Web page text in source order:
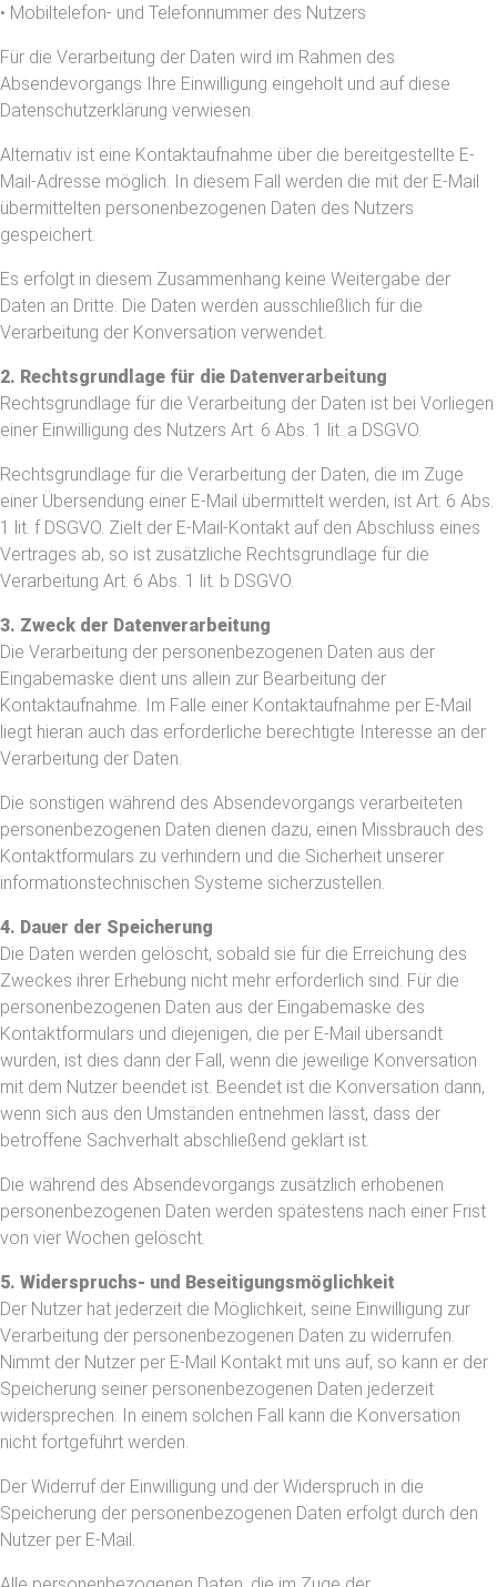
• Mobiltelefon- und Telefonnummer des Nutzers
Für die Verarbeitung der Daten wird im Rahmen des
Absendevorgangs Ihre Einwilligung eingeholt und auf diese
Datenschutzerklärung verwiesen.
Alternativ ist eine Kontaktaufnahme über die bereitgestellte E-
Mail-Adresse möglich. In diesem Fall werden die mit der E-Mail
übermittelten personenbezogenen Daten des Nutzers
gespeichert.
Es erfolgt in diesem Zusammenhang keine Weitergabe der
Daten an Dritte. Die Daten werden ausschließlich für die
Verarbeitung der Konversation verwendet.
2. Rechtsgrundlage für die Datenverarbeitung
Rechtsgrundlage für die Verarbeitung der Daten ist bei Vorliegen
einer Einwilligung des Nutzers Art. 6 Abs. 1 lit. a DSGVO.
Rechtsgrundlage für die Verarbeitung der Daten, die im Zuge
einer Übersendung einer E-Mail übermittelt werden, ist Art. 6 Abs.
1 lit. f DSGVO. Zielt der E-Mail-Kontakt auf den Abschluss eines
Vertrages ab, so ist zusätzliche Rechtsgrundlage für die
Verarbeitung Art. 6 Abs. 1 lit. b DSGVO.
3. Zweck der Datenverarbeitung
Die Verarbeitung der personenbezogenen Daten aus der
Eingabemaske dient uns allein zur Bearbeitung der
Kontaktaufnahme. Im Falle einer Kontaktaufnahme per E-Mail
liegt hieran auch das erforderliche berechtigte Interesse an der
Verarbeitung der Daten.
Die sonstigen während des Absendevorgangs verarbeiteten
personenbezogenen Daten dienen dazu, einen Missbrauch des
Kontaktformulars zu verhindern und die Sicherheit unserer
informationstechnischen Systeme sicherzustellen.
4. Dauer der Speicherung
Die Daten werden gelöscht, sobald sie für die Erreichung des
Zweckes ihrer Erhebung nicht mehr erforderlich sind. Für die
personenbezogenen Daten aus der Eingabemaske des
Kontaktformulars und diejenigen, die per E-Mail übersandt
wurden, ist dies dann der Fall, wenn die jeweilige Konversation
mit dem Nutzer beendet ist. Beendet ist die Konversation dann,
wenn sich aus den Umständen entnehmen lässt, dass der
betroffene Sachverhalt abschließend geklärt ist.
Die während des Absendevorgangs zusätzlich erhobenen
personenbezogenen Daten werden spätestens nach einer Frist
von vier Wochen gelöscht.
5. Widerspruchs- und Beseitigungsmöglichkeit
Der Nutzer hat jederzeit die Möglichkeit, seine Einwilligung zur
Verarbeitung der personenbezogenen Daten zu widerrufen.
Nimmt der Nutzer per E-Mail Kontakt mit uns auf, so kann er der
Speicherung seiner personenbezogenen Daten jederzeit
widersprechen. In einem solchen Fall kann die Konversation
nicht fortgeführt werden.
Der Widerruf der Einwilligung und der Widerspruch in die
Speicherung der personenbezogenen Daten erfolgt durch den
Nutzer per E-Mail.